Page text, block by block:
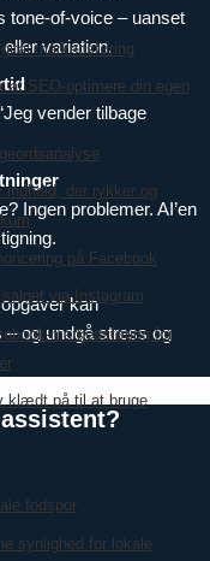
markedsføring
SEO-optimere din egen
indhold, der rykker og
på Facebook
via Instagram
markedsføring for
klædt på til at bruge
fodspor
synlighed for lokale
tone-of-voice – uanset
variation.
vender tilbage
Ingen problemer. AI’en
kan
– og undgå stress og